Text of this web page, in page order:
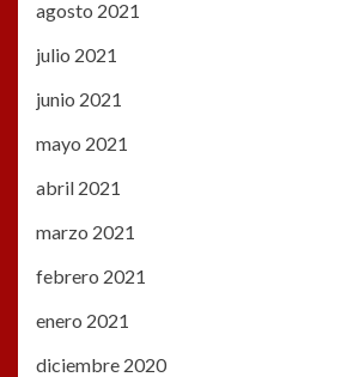
agosto 2021
julio 2021
junio 2021
mayo 2021
abril 2021
marzo 2021
febrero 2021
enero 2021
diciembre 2020